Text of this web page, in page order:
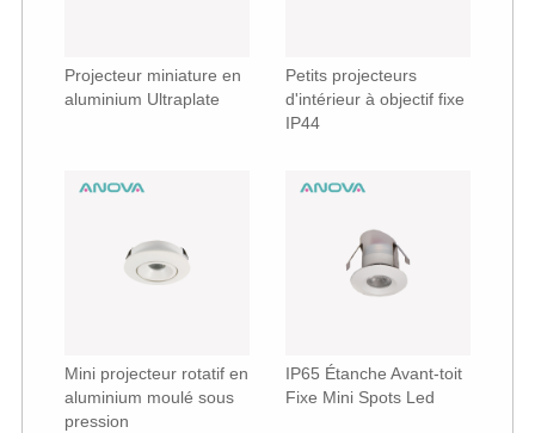
Projecteur miniature en
aluminium Ultraplate
Petits projecteurs
d'intérieur à objectif fixe
IP44
Mini projecteur rotatif en
aluminium moulé sous
pression
IP65 Étanche Avant-toit
Fixe Mini Spots Led